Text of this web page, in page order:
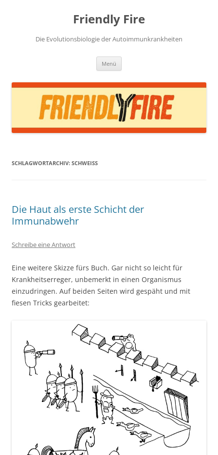
Friendly Fire
Die Evolutionsbiologie der Autoimmunkrankheiten
Menü
SCHLAGWORTARCHIV: SCHWEISS
Die Haut als erste Schicht der
Immunabwehr
Schreibe eine Antwort
Eine weitere Skizze fürs Buch. Gar nicht so leicht für
Krankheitserreger, unbemerkt in einen Organismus
einzudringen. Auf beiden Seiten wird gespäht und mit
fiesen Tricks gearbeitet: